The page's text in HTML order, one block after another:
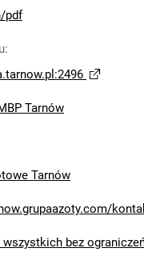
1978
Zakładów Azotowych
1979
Zakładów Azotowych
1980
Zakładów Azotowych
Azoty : tygodnik
Feliksa Dzierżyńskiego
pdf
:
Tarnów
Tarnów
wszystkich bez